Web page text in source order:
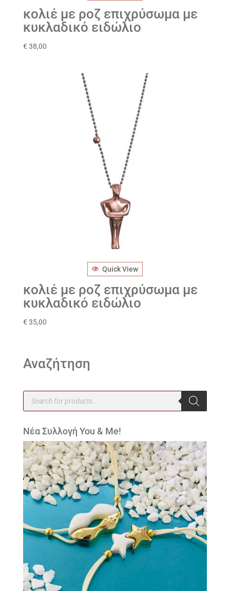
κολιέ με ροζ επιχρύσωμα με
κυκλαδικό ειδώλιο
€ 38,00
Quick View
κολιέ με ροζ επιχρύσωμα με
κυκλαδικό ειδώλιο
€ 35,00
Αναζήτηση
Products
search
Νέα Συλλογή You & Me!